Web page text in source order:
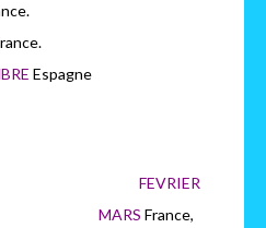
Italie France.
Espagne
FEVRIER
MARS France,